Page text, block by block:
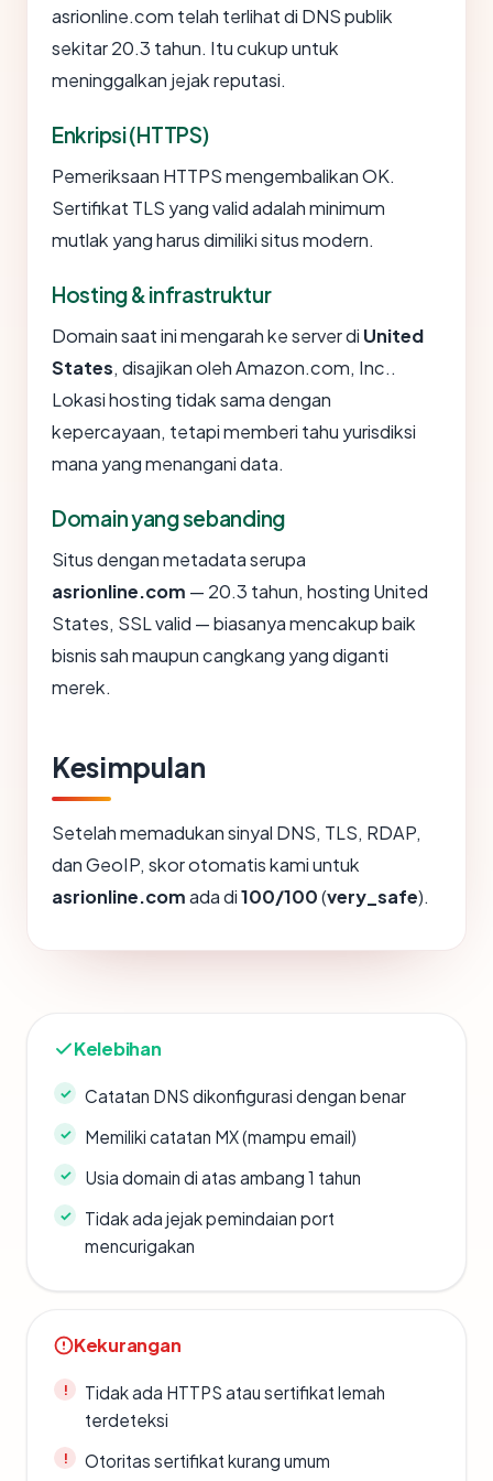
asrionline.com telah terlihat di DNS publik
sekitar 20.3 tahun. Itu cukup untuk
meninggalkan jejak reputasi.
Enkripsi (HTTPS)
Pemeriksaan HTTPS mengembalikan OK.
Sertifikat TLS yang valid adalah minimum
mutlak yang harus dimiliki situs modern.
Hosting & infrastruktur
Domain saat ini mengarah ke server di United
States, disajikan oleh Amazon.com, Inc..
Lokasi hosting tidak sama dengan
kepercayaan, tetapi memberi tahu yurisdiksi
mana yang menangani data.
Domain yang sebanding
Situs dengan metadata serupa
asrionline.com — 20.3 tahun, hosting United
States, SSL valid — biasanya mencakup baik
bisnis sah maupun cangkang yang diganti
merek.
Kesimpulan
Setelah memadukan sinyal DNS, TLS, RDAP,
dan GeoIP, skor otomatis kami untuk
asrionline.comada di100/100(very_safe).
Kelebihan
Catatan DNS dikonfigurasi dengan benar
Memiliki catatan MX (mampu email)
Usia domain di atas ambang 1 tahun
Tidak ada jejak pemindaian port
mencurigakan
Kekurangan
Tidak ada HTTPS atau sertifikat lemah
terdeteksi
Otoritas sertifikat kurang umum